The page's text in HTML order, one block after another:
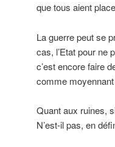
que tous aient
La guerre peut se
cas, l’Etat pour ne
c’est encore faire
comme
Quant aux ruines,
N’est-il pas, en